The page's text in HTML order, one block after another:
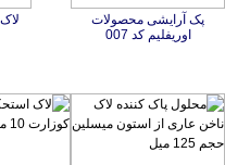
پک آرایشی محصولات
اوریفلیم کد 007